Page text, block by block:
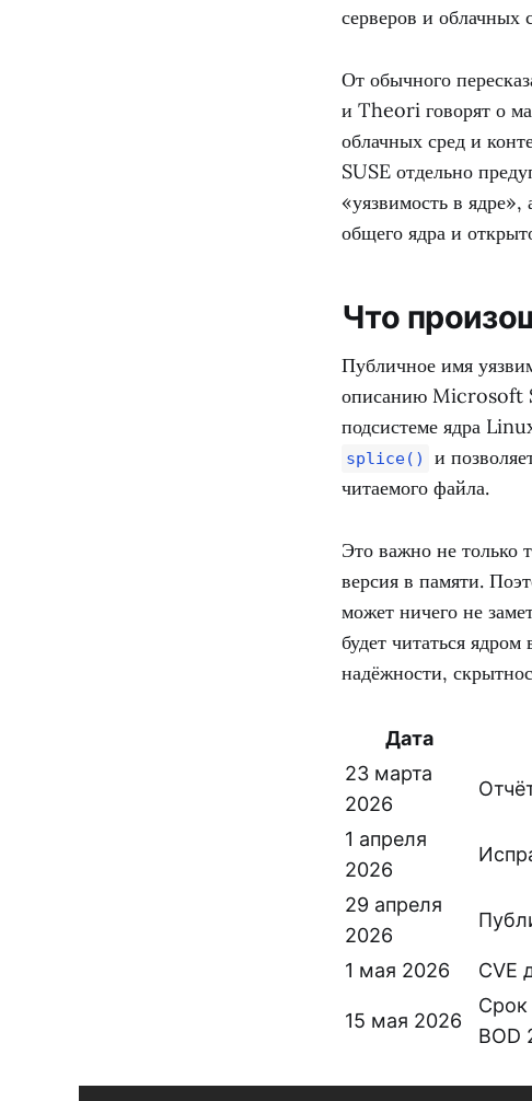
серверов и облачных
От обычного
и Theori говорят о
облачных сред и
SUSE отдельно
«уязвимость в ядре»,
общего ядра и
Что
Публичное имя
описанию Microsoft
подсистеме ядра
splice()
и
читаемого файла.
Это важно не только
версия в памяти.
может ничего не
будет читаться
надёжности,
Дата
23 марта
2026
1 апреля
2026
29 апреля
2026
1 мая 2026
CVE
15 мая 2026
Срок
BOD